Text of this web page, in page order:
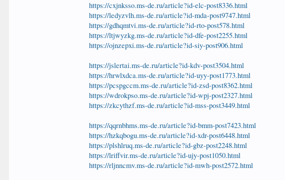
https://cxjnksso.ms-de.ru/article?id-elc-post8336.html
https://ledyzvlh.ms-de.ru/article?id-mda-post9747.html
https://gdhqmtvi.ms-de.ru/article?id-rto-post578.html
https://ltjwyzkg.ms-de.ru/article?id-dfe-post2255.html
https://ojnzepxi.ms-de.ru/article?id-siy-post906.html
https://jslertai.ms-de.ru/article?id-kdv-post3504.html
https://hrwlxdca.ms-de.ru/article?id-uyy-post1773.html
https://pcspgccm.ms-de.ru/article?id-zsd-post8362.html
https://wdrokpso.ms-de.ru/article?id-wpj-post2327.html
https://zkcythzf.ms-de.ru/article?id-mss-post3449.html
https://qqrnbhms.ms-de.ru/article?id-bmm-post7423.html
https://hzkqbogu.ms-de.ru/article?id-xdr-post6448.html
https://plshlruq.ms-de.ru/article?id-gbz-post2248.html
https://lriffvir.ms-de.ru/article?id-ujy-post1050.html
https://rljnncmv.ms-de.ru/article?id-mwh-post2572.html